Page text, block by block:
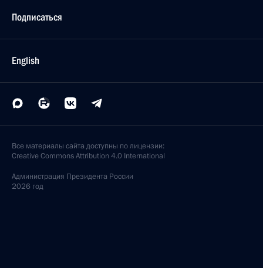
Подписаться
English
Все материалы сайта доступны по лицензии:
Creative Commons Attribution 4.0 International
Администрация Президента России
2026 год